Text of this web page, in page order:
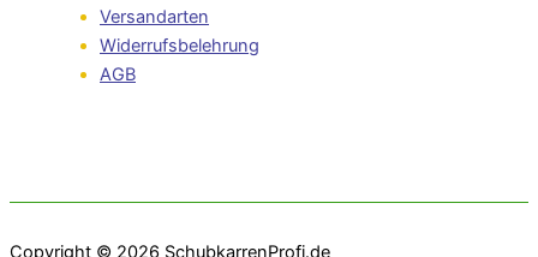
Versandarten
Widerrufsbelehrung
AGB
Copyright © 2026 SchubkarrenProfi.de